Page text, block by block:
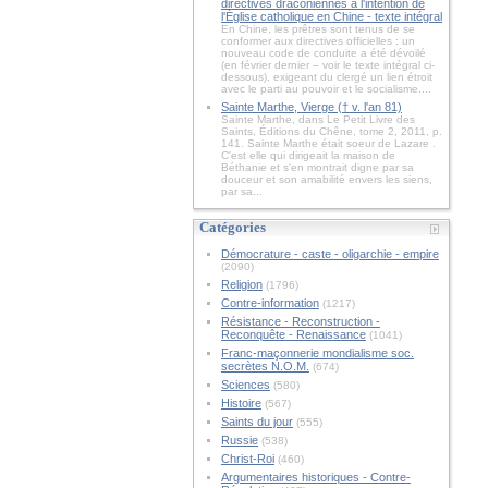
directives draconiennes à l'intention de
l'Église catholique en Chine - texte intégral
En Chine, les prêtres sont tenus de se
conformer aux directives officielles : un
nouveau code de conduite a été dévoilé
(en février dernier – voir le texte intégral ci-
dessous), exigeant du clergé un lien étroit
avec le parti au pouvoir et le socialisme....
Sainte Marthe, Vierge († v. l'an 81)
Sainte Marthe, dans Le Petit Livre des
Saints, Éditions du Chêne, tome 2, 2011, p.
141. Sainte Marthe était soeur de Lazare .
C'est elle qui dirigeait la maison de
Béthanie et s'en montrait digne par sa
douceur et son amabilité envers les siens,
par sa...
Catégories
Démocrature - caste - oligarchie - empire
(2090)
Religion(1796)
Contre-information(1217)
Résistance - Reconstruction -
Reconquête - Renaissance(1041)
Franc-maçonnerie mondialisme soc.
secrètes N.O.M. (674)
Sciences (580)
Histoire(567)
Saints du jour(555)
Russie(538)
Christ-Roi(460)
Argumentaires historiques - Contre-